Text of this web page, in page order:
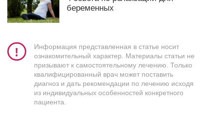
беременных
Информация представленная в статье носит
ознакомительный характер. Материалы статьи не
призывают к самостоятельному лечению. Только
квалифицированный врач может поставить
диагноз и дать рекомендации по лечению исходя
из индивидуальных особенностей конкретного
пациента.